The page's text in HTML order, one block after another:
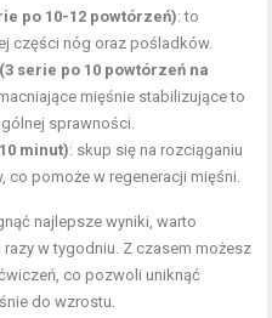
po 10-12 powtórzeń): to
części nóg oraz pośladków.
serie po 10 powtórzeń na
mięśnie stabilizujące to
sprawności.
minut): skup się na rozciąganiu
pomoże w regeneracji mięśni.
najlepsze wyniki, warto
w tygodniu. Z czasem możesz
co pozwoli uniknąć
do wzrostu.